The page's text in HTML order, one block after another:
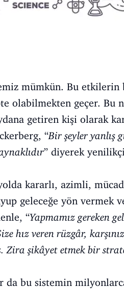
mümkün. Bu etkilerin
olabilmekten geçer. Bu
getiren kişi olarak
“Bir şeyler yanlış
” diyerek
kararlı, azimli,
geleceğe yön vermek
“Yapmamız gereken
hız veren rüzgâr,
Zira şikâyet etmek bir
da bu sistemin